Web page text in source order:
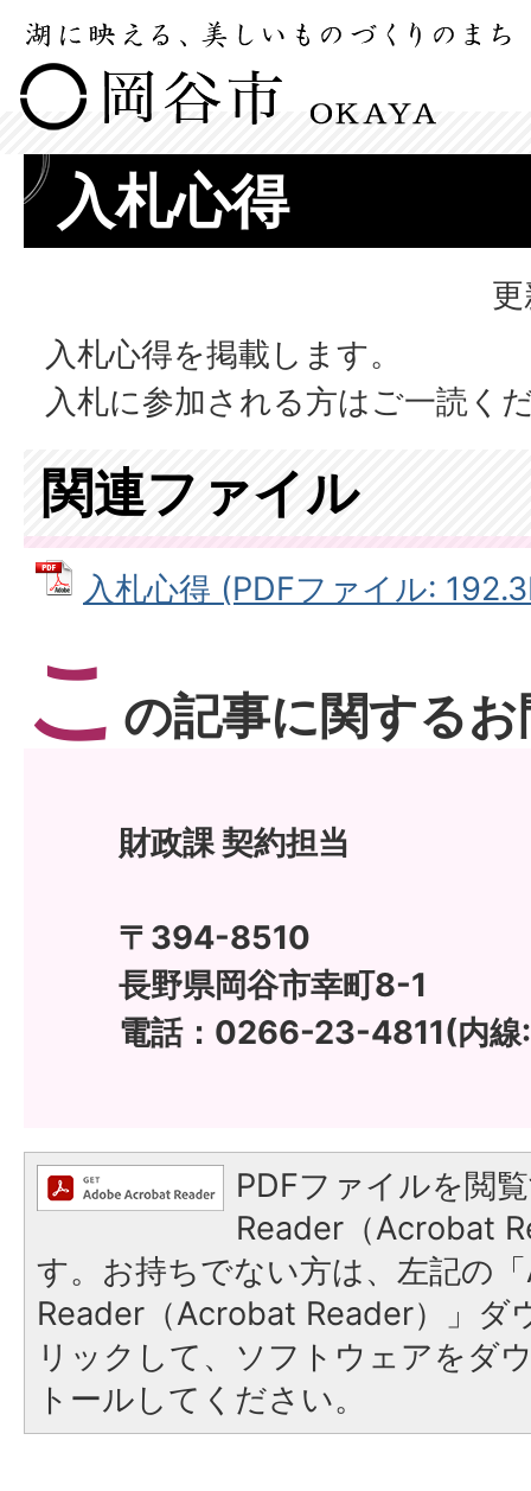
入札心得
入札心得を掲載します。
入札に参加される方はご一読く
関連ファイル
入札心得 (PDFファイル:
こ の記事に関する
財政課 契約担当
〒394-8510
長野県岡谷市幸町8-1
電話：0266-23-4811(内
PDFファイルを閲
Reader（Acrobat
す。お持ちでない方は、左記の
Reader（Acrobat Reader）」ダ
リックして、ソフトウェアをダ
トールしてください。